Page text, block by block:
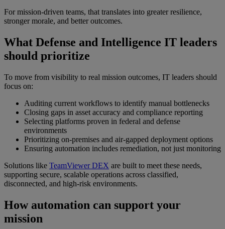
For mission-driven teams, that translates into greater resilience,
stronger morale, and better outcomes.
What Defense and Intelligence IT leaders
should prioritize
To move from visibility to real mission outcomes, IT leaders should
focus on:
Auditing current workflows to identify manual bottlenecks
Closing gaps in asset accuracy and compliance reporting
Selecting platforms proven in federal and defense
environments
Prioritizing on-premises and air-gapped deployment options
Ensuring automation includes remediation, not just monitoring
Solutions like TeamViewer DEX are built to meet these needs,
supporting secure, scalable operations across classified,
disconnected, and high-risk environments.
How automation can support your
mission